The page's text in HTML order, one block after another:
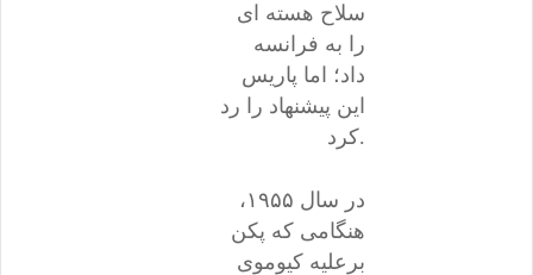
سلاح هسته ای
را به فرانسه
داد؛ اما پاریس
این پیشنهاد را رد
کرد.
در سال ۱۹۵۵،
هنگامی که پکن
برعلیه کیوموی